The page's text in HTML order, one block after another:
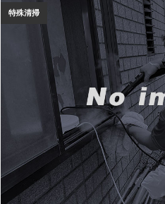
特殊清掃